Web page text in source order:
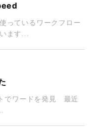
っているワークフロー
ます...
でワードを発見 最近